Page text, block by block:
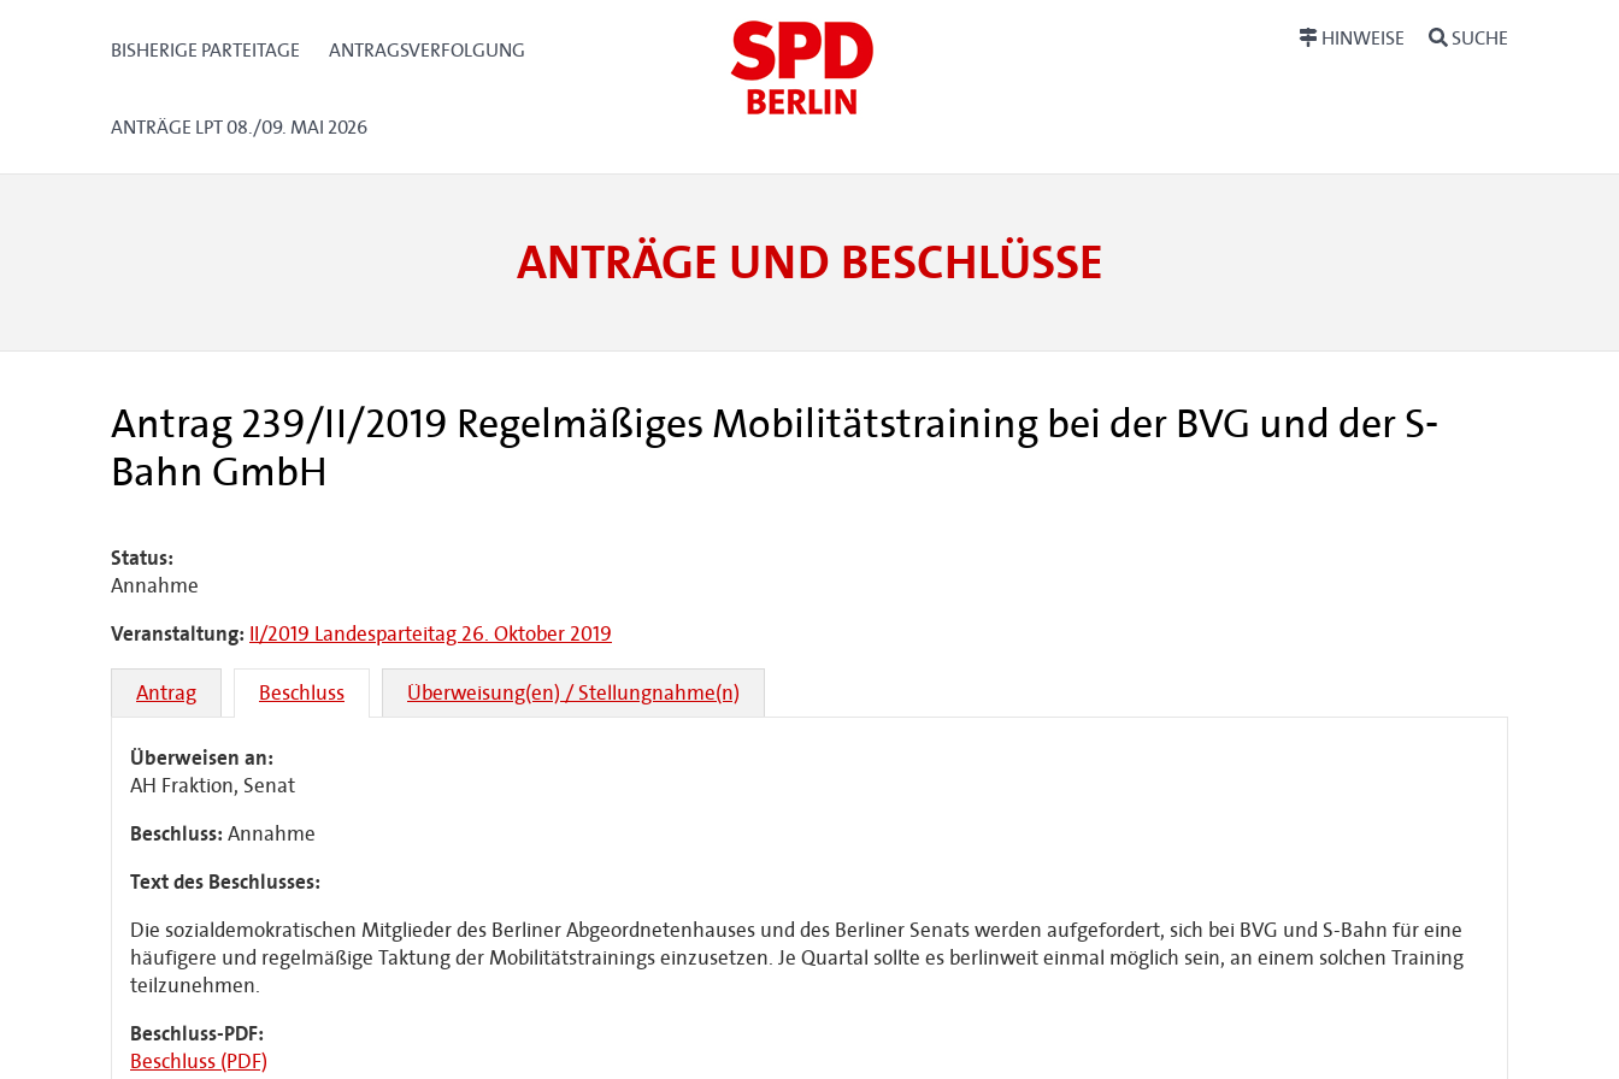
BISHERIGE PARTEITAGE ANTRAGSVERFOLGUNG
ANTRÄGE LPT 08./09. MAI 2026
HINWEISE SUCHE
ANTRÄGE UND BESCHLÜSSE
Antrag 239/II/2019 Regelmäßiges Mobilitätstraining bei der BVG und der S-
Bahn GmbH
Status:
Annahme
Veranstaltung: II/2019 Landesparteitag 26. Oktober 2019
Antrag Beschluss Überweisung(en) / Stellungnahme(n)
Überweisen an:
AH Fraktion, Senat
Beschluss: Annahme
Text des Beschlusses:
Die sozialdemokratischen Mitglieder des Berliner Abgeordnetenhauses und des Berliner Senats werden aufgefordert, sich bei BVG und S-Bahn für eine
häufigere und regelmäßige Taktung der Mobilitätstrainings einzusetzen. Je Quartal sollte es berlinweit einmal möglich sein, an einem solchen Training
teilzunehmen.
Beschluss-PDF:
Beschluss (PDF)